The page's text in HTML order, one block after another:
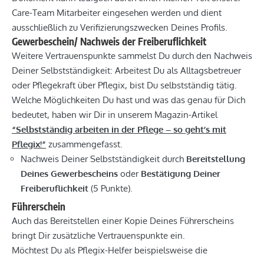
Care-Team Mitarbeiter eingesehen werden und dient
ausschließlich zu Verifizierungszwecken Deines Profils.
Gewerbeschein/ Nachweis der Freiberuflichkeit
Weitere Vertrauenspunkte sammelst Du durch den Nachweis
Deiner Selbstständigkeit: Arbeitest Du als Alltagsbetreuer
oder Pflegekraft über Pflegix, bist Du selbstständig tätig.
Welche Möglichkeiten Du hast und was das genau für Dich
bedeutet, haben wir Dir in unserem Magazin-Artikel
“Selbstständig arbeiten in der Pflege – so geht’s mit
Pflegix!” zusammengefasst.
Nachweis Deiner Selbstständigkeit durch Bereitstellung
Deines Gewerbescheins oder Bestätigung Deiner
Freiberuflichkeit (5 Punkte).
Führerschein
Auch das Bereitstellen einer Kopie Deines Führerscheins
bringt Dir zusätzliche Vertrauenspunkte ein.
Möchtest Du als Pflegix-Helfer beispielsweise die